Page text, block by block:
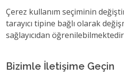
Çerez kullanım seçiminin
tarayıcı tipine bağlı olarak
sağlayıcıdan
Bizimle İletişime Geçin